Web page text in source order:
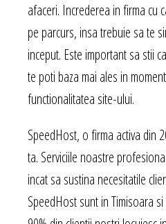
afaceri. Increderea in firma cu
pe parcurs, insa trebuie sa te
inceput. Este important sa stii
te poti baza mai ales in
functionalitatea site-ului.
SpeedHost, o firma activa din
ta. Serviciile noastre
incat sa sustina necesitatile
SpeedHost sunt in Timisoara